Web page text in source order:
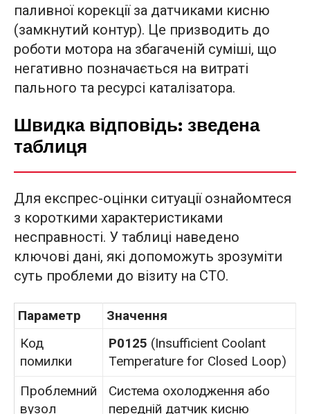
паливної корекції за датчиками кисню
(замкнутий контур). Це призводить до
роботи мотора на збагаченій суміші, що
негативно позначається на витраті
пального та ресурсі каталізатора.
Швидка відповідь: зведена
таблиця
Для експрес-оцінки ситуації ознайомтеся
з короткими характеристиками
несправності. У таблиці наведено
ключові дані, які допоможуть зрозуміти
суть проблеми до візиту на СТО.
Параметр
Значення
Код
помилки
P0125 (Insufficient Coolant
Temperature for Closed Loop)
Проблемний
вузол
Система охолодження або
передній датчик кисню